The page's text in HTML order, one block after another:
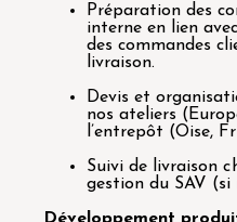
Préparation des
interne en lien
des commandes
livraison.
Devis et
nos ateliers
l’entrepôt (Oise,
Suivi de livraison
gestion du SAV (si
Développement